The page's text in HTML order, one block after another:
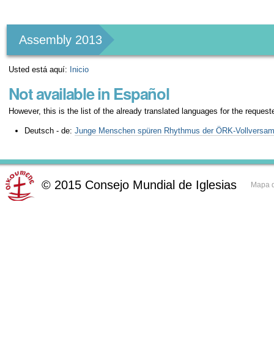
Personales
Assembly 2013
Usted está aquí: Inicio
Not available in Español
However, this is the list of the already translated languages for the
Deutsch - de: Junge Menschen spüren Rhythmus der ÖRK-
© 2015 Consejo Mundial de Iglesias Mapa